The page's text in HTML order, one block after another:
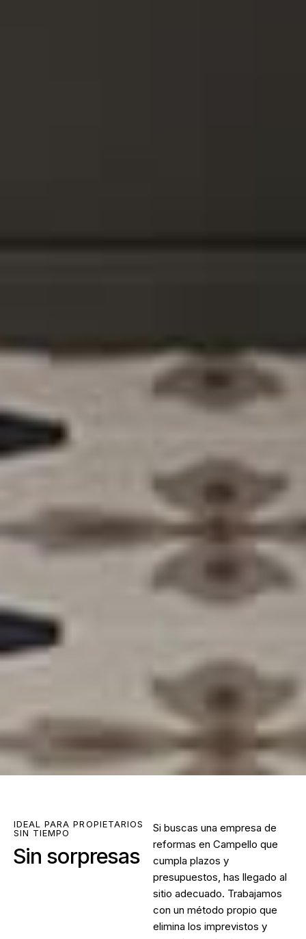
IDEAL PARA PROPIETARIOS
SIN TIEMPO
Sin sorpresas
Si buscas una empresa de
reformas en Campello que
cumpla plazos y
presupuestos, has llegado al
sitio adecuado. Trabajamos
con un método propio que
elimina los imprevistos y